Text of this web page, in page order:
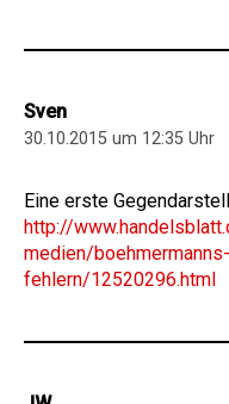
Sven
30.10.2015 um 12:35 Uhr
Eine erste
http://
medien/
fehlern/12520296.html